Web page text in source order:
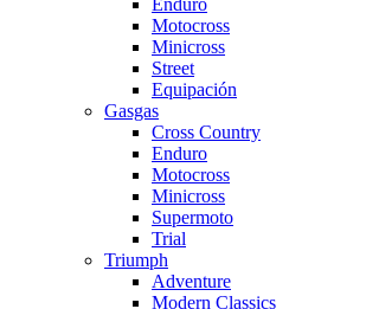
Enduro
Motocross
Minicross
Street
Equipación
Gasgas
Cross Country
Enduro
Motocross
Minicross
Supermoto
Trial
Triumph
Adventure
Modern Classics